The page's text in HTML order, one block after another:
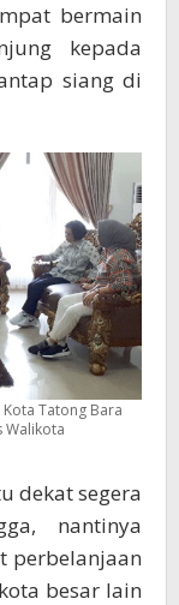
bermain
kepada
siang di
Tatong Bara
Walikota
dekat segera
nantinya
perbelanjaan
besar lain